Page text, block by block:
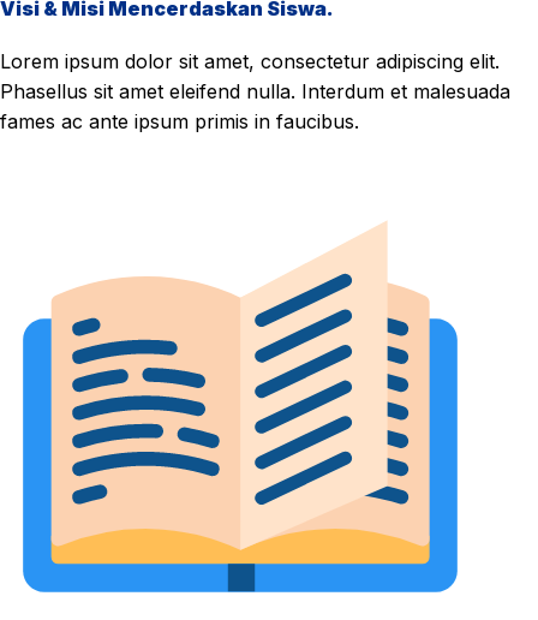
Visi & Misi Mencerdaskan Siswa.
Lorem ipsum dolor sit amet, consectetur adipiscing elit.
Phasellus sit amet eleifend nulla. Interdum et malesuada
fames ac ante ipsum primis in faucibus.